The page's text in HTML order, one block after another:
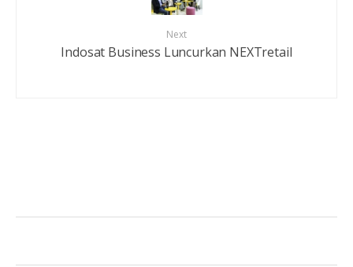
Next
Indosat Business Luncurkan NEXTretail